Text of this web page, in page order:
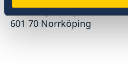
Medborgarskapsenheten
601 70 Norrköping